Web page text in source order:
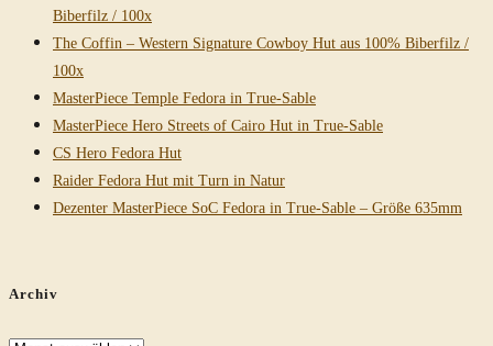
Biberfilz / 100x
The Coffin – Western Signature Cowboy Hut aus 100% Biberfilz /
100x
MasterPiece Temple Fedora in True-Sable
MasterPiece Hero Streets of Cairo Hut in True-Sable
CS Hero Fedora Hut
Raider Fedora Hut mit Turn in Natur
Dezenter MasterPiece SoC Fedora in True-Sable – Größe 635mm
Archiv